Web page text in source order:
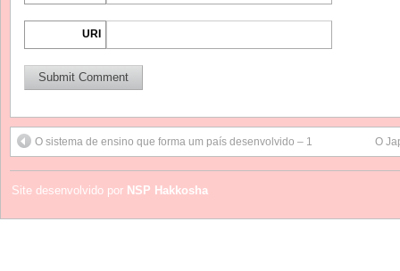
URI
O sistema de ensino que forma um país desenvolvido – 1 O
Site desenvolvido por NSP Hakkosha